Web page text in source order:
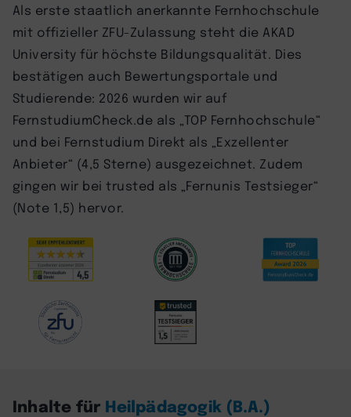
Als erste staatlich anerkannte Fernhochschule
mit offizieller ZFU-Zulassung steht die AKAD
University für höchste Bildungsqualität. Dies
bestätigen auch Bewertungsportale und
Studierende: 2026 wurden wir auf
FernstudiumCheck.de als „TOP Fernhochschule“
und bei Fernstudium Direkt als „Exzellenter
Anbieter“ (4,5 Sterne) ausgezeichnet. Zudem
gingen wir bei trusted als „Fernunis Testsieger“
(Note 1,5) hervor.
Inhalte für Heilpädagogik (B.A.)